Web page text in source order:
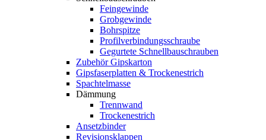
Feingewinde
Grobgewinde
Bohrspitze
Profilverbindungsschraube
Gegurtete Schnellbauschrauben
Zubehör Gipskarton
Gipsfaserplatten & Trockenestrich
Spachtelmasse
Dämmung
Trennwand
Trockenestrich
Ansetzbinder
Revisionsklappen